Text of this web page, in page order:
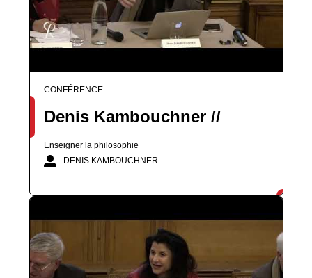
CONFÉRENCE
Denis Kambouchner //
Enseigner la philosophie
DENIS KAMBOUCHNER